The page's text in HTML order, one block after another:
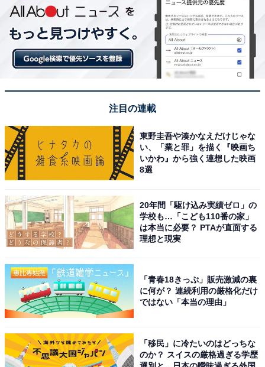
スしやすい雰囲気に満ちている。
アクセス・料金情報は？ 泊まれる？
アクセス
所在地：新潟県魚沼市七日市新田643-1
方面出口から車で5分。または国道17号線と352号線との
交差点を大湯・奥只見方面へ入り、信号5個目（吉田）
注目の連載
東野圭吾や湊かなえだけじゃな
い、「業と罪」を描く『映画ち
いかわ』から強く連想した映画
8選
20年間「駆け込み実績ゼロ」の
学校も…「こども110番の家」
は本当に必要？ PTAが直面する
理想と現実
「青春18きっぷ」販売激減の裏
に何が？ 連続利用の厳格化だけ
ではない「本当の理由」
「移民」に冷たいのはどっちな
のか？ スイスの厳格過ぎる学歴